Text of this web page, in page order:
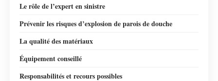
Le rôle de l’expert en sinistre
Prévenir les risques d’explosion de parois de douche
La qualité des matériaux
Équipement conseillé
Responsabilités et recours possibles